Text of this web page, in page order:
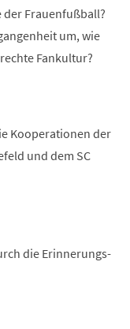
der Frauenfußball?
um, wie
Fankultur?
Kooperationen der
und dem SC
die Erinnerungs-